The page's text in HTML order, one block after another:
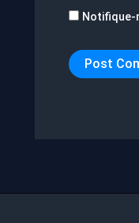
Notifique-